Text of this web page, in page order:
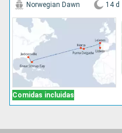
Comidas incluidas
Norwegian Dawn 14 d